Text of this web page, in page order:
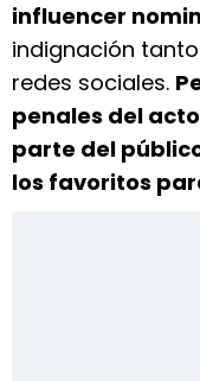
influencer
indignación
redes sociales.
penales del
parte del
los favoritos